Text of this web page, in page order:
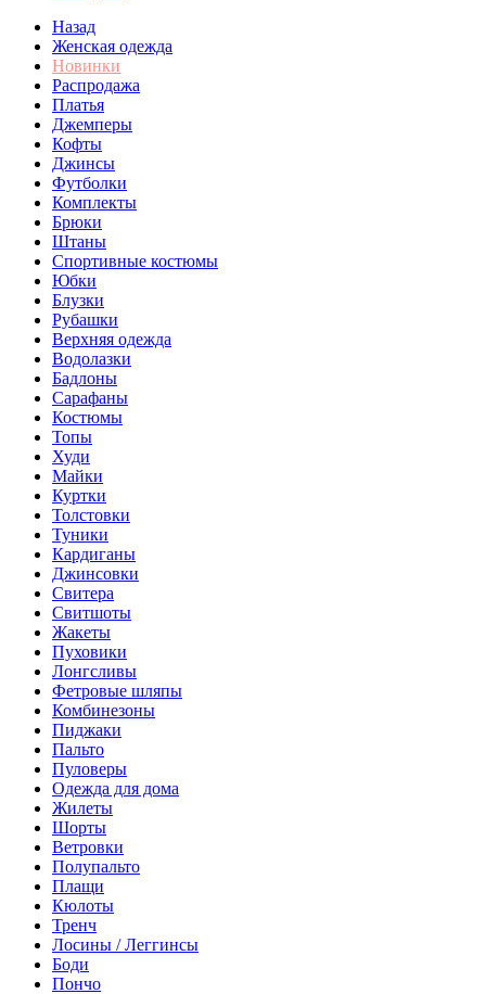
Назад
Женская одежда
Новинки
Распродажа
Платья
Джемперы
Кофты
Джинсы
Футболки
Комплекты
Брюки
Штаны
Спортивные костюмы
Юбки
Блузки
Рубашки
Верхняя одежда
Водолазки
Бадлоны
Сарафаны
Костюмы
Топы
Худи
Майки
Куртки
Толстовки
Туники
Кардиганы
Джинсовки
Свитера
Свитшоты
Жакеты
Пуховики
Лонгсливы
Фетровые шляпы
Комбинезоны
Пиджаки
Пальто
Пуловеры
Одежда для дома
Жилеты
Шорты
Ветровки
Полупальто
Плащи
Кюлоты
Тренч
Лосины / Леггинсы
Боди
Пончо